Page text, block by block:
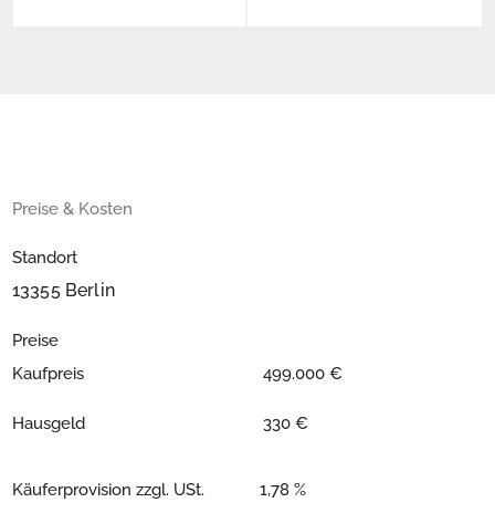
Preise & Kosten
Standort
13355 Berlin
Preise
Kaufpreis
499.000 €
Hausgeld 330 €
Käuferprovision zzgl. USt. 1,78 %